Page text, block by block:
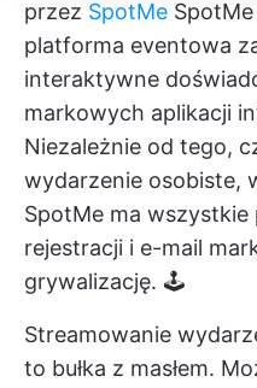
przez SpotMe
platforma eventowa
interaktywne
markowych aplikacji
Niezależnie od tego,
wydarzenie osobiste,
SpotMe ma
rejestracji i e-mail
grywalizację. 🕹️
Streamowanie
to bułka z masłem.